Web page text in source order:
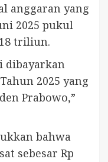
anggaran yang
2025 pukul
triliun.
dibayarkan
2025 yang
Prabowo,”
bahwa
sebesar Rp